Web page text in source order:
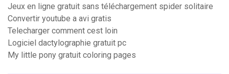
Jeux en ligne gratuit sans téléchargement spider solitaire
Convertir youtube a avi gratis
Telecharger comment cest loin
Logiciel dactylographie gratuit pc
My little pony gratuit coloring pages